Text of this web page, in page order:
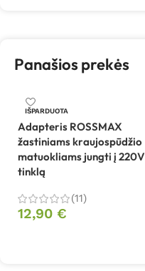
Panašios prekės
IŠPARDUOTA
Adapteris ROSSMAX
žastiniams kraujospūdžio
matuokliams jungti į 220V
tinklą
(11)
12,90 €